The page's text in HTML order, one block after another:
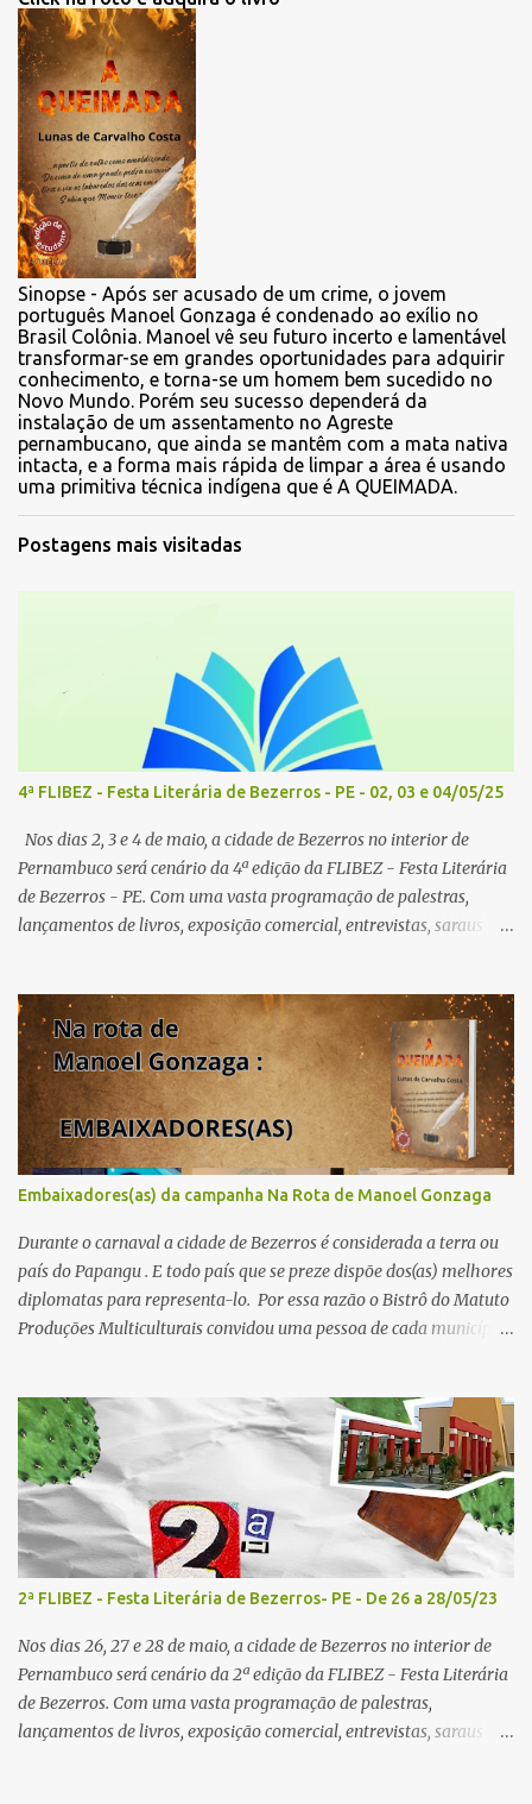
Sinopse - Após ser acusado de um crime, o jovem
português Manoel Gonzaga é condenado ao exílio no
Brasil Colônia. Manoel vê seu futuro incerto e lamentável
transformar-se em grandes oportunidades para adquirir
conhecimento, e torna-se um homem bem sucedido no
Novo Mundo. Porém seu sucesso dependerá da
instalação de um assentamento no Agreste
pernambucano, que ainda se mantêm com a mata nativa
intacta, e a forma mais rápida de limpar a área é usando
uma primitiva técnica indígena que é A QUEIMADA.
Postagens mais visitadas
4ª FLIBEZ - Festa Literária de Bezerros - PE - 02, 03 e 04/05/25
Nos dias 2, 3 e 4 de maio, a cidade de Bezerros no interior de
Pernambuco será cenário da 4ª edição da FLIBEZ - Festa Literária
de Bezerros - PE. Com uma vasta programação de palestras,
lançamentos de livros, exposição comercial, entrevistas, saraus
Pedro PAINÉIS LITERÁRIOS: 1º painel- 02/05/25 - 9h: Tema: Em
Tudo Há Poesia - Mediador: Severino Pedro e convidados -
Acesse aqui para se inscrever 2º painel- 02/05/25 - 10h30: Tema:
Saúde Mental e Poesia - Mediador: Pierre Pessôa Convidados:
Cristina Silva e Diogo Pessôa - Acesse aqui para se inscrever 3º
painel- 02/05/25 - 14h30: Tema: A poesia que Encanta e Conta
Histórias - Mediador: Janilson Sales Convidados: Ediana Torres e
Biu Lourenço - Acesse aqui para se increver 4º painel- 02/05/25 -
16h: Tema: Dizeres Poéticos - Mediador: Pedro...
Embaixadores(as) da campanha Na Rota de Manoel Gonzaga
Durante o carnaval a cidade de Bezerros é considerada a terra ou
país do Papangu . E todo país que se preze dispõe dos(as) melhores
diplomatas para representa-lo. Por essa razão o Bistrô do Matuto
Produções Multiculturais convidou uma pessoa de cada município
escolas públicas e particulares, e também nas salas de leitura e
bibliotecas comunitárias. Essas pessoas serão EMBAIXADORES e
EMBAIXADORAS da campanha nos seus respectivos municípios.
Se você mora em um dos municípios que faz parte da campanha
NA ROTA DE MANOEL GONZAGA , você pode entrar em contato
com o(a) embaixador(a) e sugerir que um dos livros seja doado
para a sua biblioteca preferida. Conheça nossos embaixadores e
embaixadoras: Recife: Prof. Gérson de Andrade Olinda: Jaboatão
dos Guararapes: Moreno: Flávio Torres Vitória de Santo Antão:
Profa. Maria do Carmo Pombos: Gra...
2ª FLIBEZ - Festa Literária de Bezerros- PE - De 26 a 28/05/23
Nos dias 26, 27 e 28 de maio, a cidade de Bezerros no interior de
Pernambuco será cenário da 2ª edição da FLIBEZ - Festa Literária
de Bezerros. Com uma vasta programação de palestras,
lançamentos de livros, exposição comercial, entrevistas, saraus